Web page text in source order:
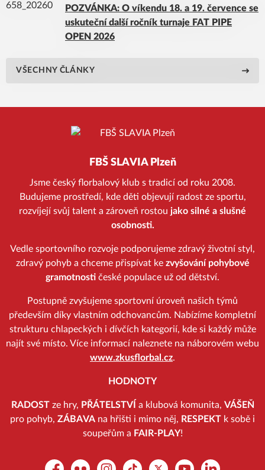
POZVÁNKA: O víkendu 18. a 19. července se
uskuteční další ročník turnaje FAT PIPE
OPEN 2026
VŠECHNY ČLÁNKY
FBŠ SLAVIA Plzeň
Jsme český florbalový klub s tradicí od roku 2008.
Budujeme prostředí, kde děti objevují radost ze sportu,
rozvíjejí svůj talent a zároveň rostou jako silné a slušné
osobnosti.
Vedle sportovního rozvoje podporujeme zdravý životní styl,
zdravý pohyb a chceme přispívat kezvyšování pohybové
gramotnosti české populace už od dětství.
Postupně zvyšujeme sportovní úroveň našich týmů
především díky vlastním odchovancům. Nabízíme kompletní
strukturu chlapeckých i dívčích kategorií, kde si každý může
najít své místo. Více informací naleznete na náborovém webu
www.zkusflorbal.cz.
HODNOTY
RADOSTze hry, PŘÁTELSTVÍ a klubová komunita, VÁŠEŇ
pro pohyb, ZÁBAVA na hřišti i mimo něj, RESPEKT k sobě i
soupeřům a FAIR-PLAY!